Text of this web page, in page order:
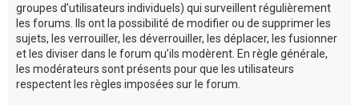
groupes d’utilisateurs individuels) qui surveillent régulièrement
les forums. Ils ont la possibilité de modifier ou de supprimer les
sujets, les verrouiller, les déverrouiller, les déplacer, les fusionner
et les diviser dans le forum qu’ils modèrent. En règle générale,
les modérateurs sont présents pour que les utilisateurs
respectent les règles imposées sur le forum.